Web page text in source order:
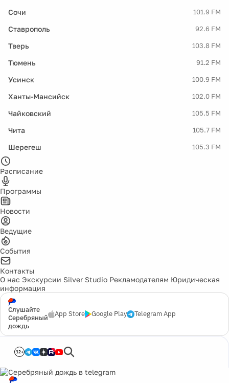
Сочи 101.9 FM
Ставрополь 92.6 FM
Тверь 103.8 FM
Тюмень 91.2 FM
Усинск 100.9 FM
Ханты-Мансийск 102.0 FM
Чайковский 105.5 FM
Чита 105.7 FM
Шерегеш 105.3 FM
Расписание
Программы
Новости
Ведущие
События
Контакты
О нас Экскурсии Silver Studio Рекламодателям Юридическая
информация
Слушайте
Серебряный
дождь
App Store Google Play Telegram App
12+